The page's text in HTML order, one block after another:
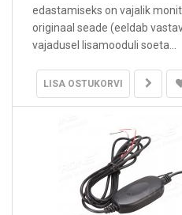
edastamiseks on vajalik
originaal seade (eeldab
vajadusel lisamooduli soeta...
LISA OSTUKORVI